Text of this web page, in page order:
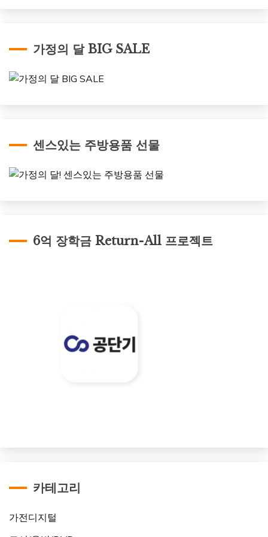
가정의 달 BIG SALE
센스있는 주방용품 선물
6억 장학금 Return-All 프로젝트
카테고리
가전디지털